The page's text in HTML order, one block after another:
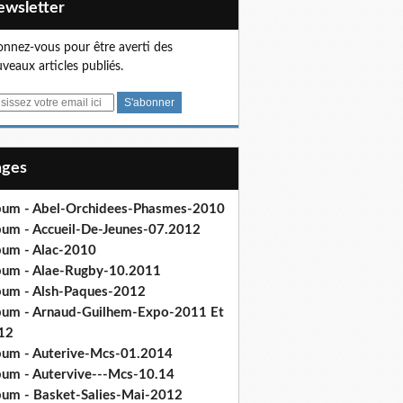
vous pour être averti des
articles publiés.
- Abel-Orchidees-Phasmes-2010
- Accueil-De-Jeunes-07.2012
- Alac-2010
- Alae-Rugby-10.2011
- Alsh-Paques-2012
- Arnaud-Guilhem-Expo-2011 Et
- Auterive-Mcs-01.2014
- Autervive---Mcs-10.14
- Basket-Salies-Mai-2012